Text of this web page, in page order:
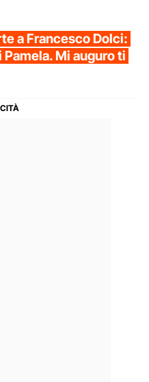
a Francesco Dolci:
Mi auguro ti